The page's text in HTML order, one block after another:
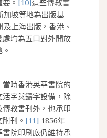
。 [10] 這些傳教書
加坡等地為出版基
上海出版，香港、
均為五口對外開放
時香港英華書院的
字與鑄字設備，除
教書刊外，也承印
刊。 [11] 1856年
書院印刷廒仍維持承